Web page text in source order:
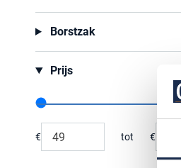
Borstzak
Prijs
Range slider min value
Range slider max value
€
tot
€